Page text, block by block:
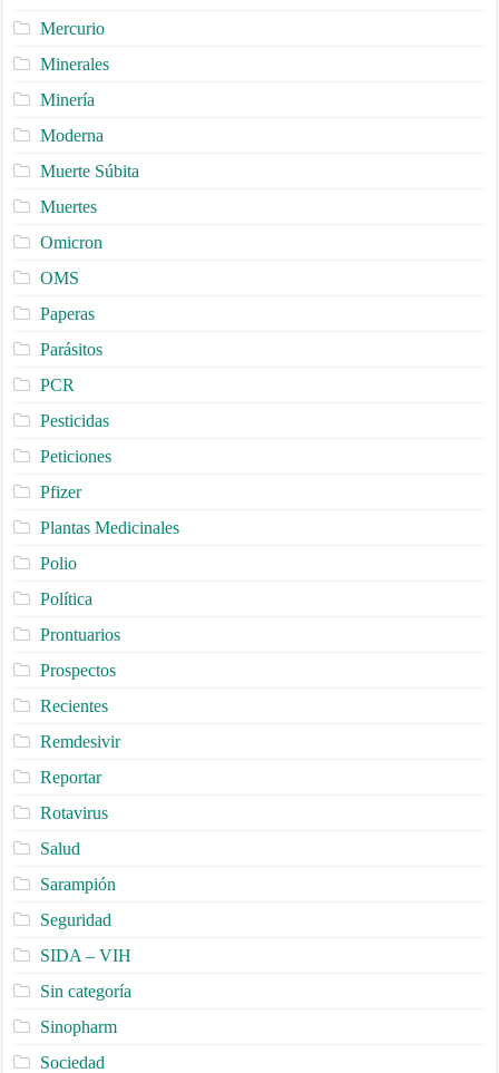
Mercurio
Minerales
Minería
Moderna
Muerte Súbita
Muertes
Omicron
OMS
Paperas
Parásitos
PCR
Pesticidas
Peticiones
Pfizer
Plantas Medicinales
Polio
Política
Prontuarios
Prospectos
Recientes
Remdesivir
Reportar
Rotavirus
Salud
Sarampión
Seguridad
SIDA – VIH
Sin categoría
Sinopharm
Sociedad